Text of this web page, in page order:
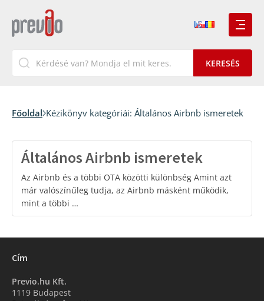
Főoldal Kézikönyv kategóriái: Általános Airbnb ismeretek
Általános Airbnb ismeretek
Az Airbnb és a többi OTA közötti különbség Amint azt
már valószínűleg tudja, az Airbnb másként működik,
mint a többi …
Cím
Previo.hu Kft.
1119 Budapest